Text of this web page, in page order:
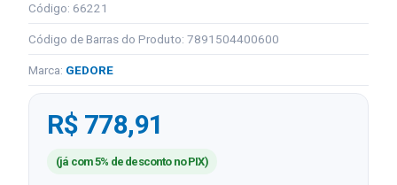
Código: 66221
Código de Barras do Produto: 7891504400600
Marca: GEDORE
R$ 778,91
(já com 5% de desconto no PIX)